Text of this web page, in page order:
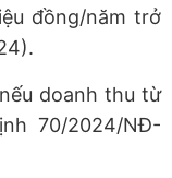
đồng/năm trở
doanh thu từ
70/2024/NĐ-